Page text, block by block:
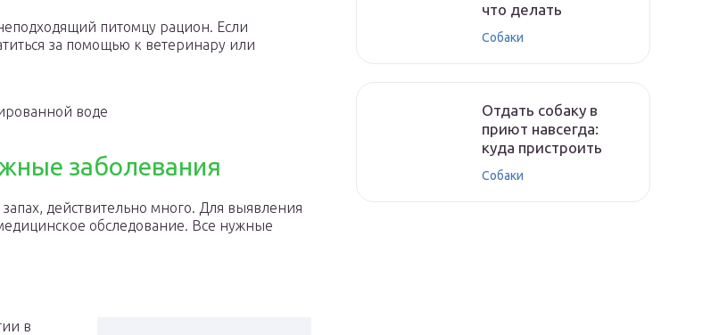
питомцу рацион. Если
за помощью к ветеринару или
воде
заболевания
действительно много. Для выявления
обследование. Все нужные
в
что делать
Собаки
Отдать собаку в
приют навсегда:
куда пристроить
Собаки